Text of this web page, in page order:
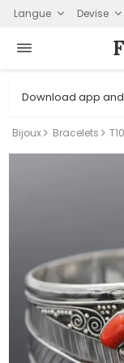
Langue Devise
Download app
Bijoux Bracelets